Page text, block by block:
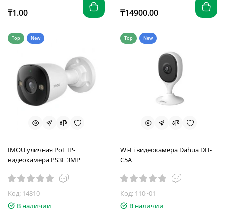
₸1.00 ₸14900.00
Top New
IMOU уличная PoE IP-
видеокамера PS3E 3MP
Код: 14810-
В наличии
Top New
Wi-Fi видеокамера Dahua DH-
C5A
Код: 110~01
В наличии